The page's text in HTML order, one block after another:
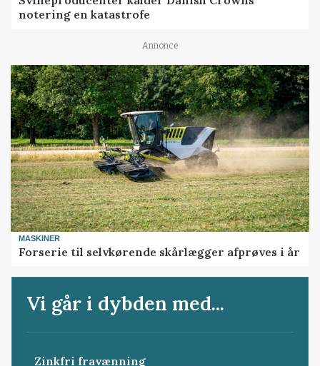
notering en katastrofe
Annonce
MASKINER
Forserie til selvkørende skårlægger afprøves i år
Vi går i dybden med...
Zinkfri fravænning